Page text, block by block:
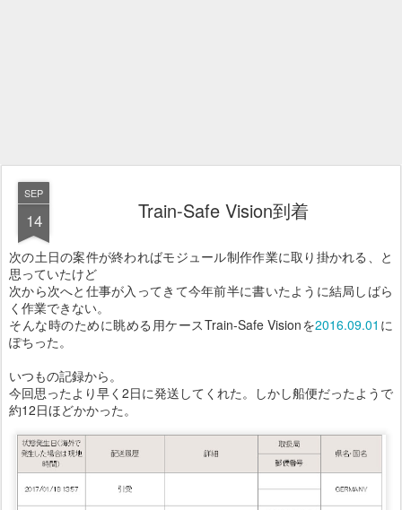
SEP
14 Train-Safe Vision到着
次の土日の案件が終わればモジュール制作作業に取り掛かれる、と
思っていたけど
次から次へと仕事が入ってきて今年前半に書いたように結局しばら
く作業できない。
そんな時のために眺める用ケースTrain-Safe Visionを2016.09.01 に
ぽちった。
いつもの記録から。
今回思ったより早く2日に発送してくれた。しかし船便だったようで
約12日ほどかかった。